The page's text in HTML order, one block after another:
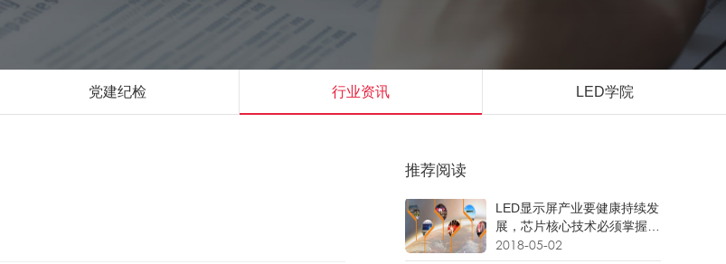
党建纪检 行业资讯 LED学院
推荐阅读
LED显示屏产业要健康持续发
展，芯片核心技术必须掌握在
自己的手里
2018-05-02